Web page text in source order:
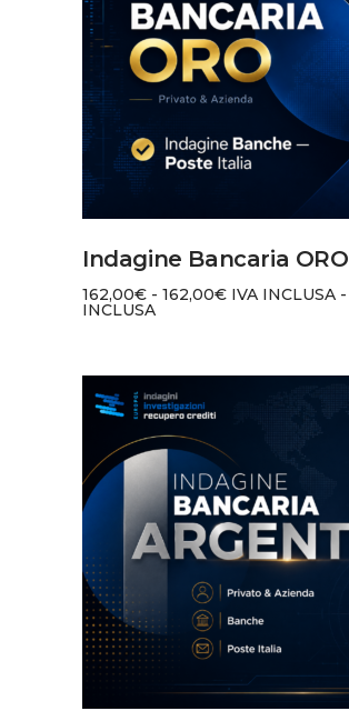
AGGIUNGI AL CARRELLO
Indagine Bancaria ORO
162,00€ - 162,00€ IVA INCLUSA -
INCLUSA